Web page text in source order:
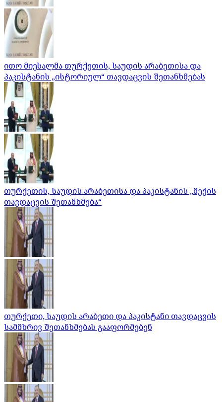
ითო მიესალმა თურქეთის, საუდის არაბეთისა და
პაკისტანის „ისტორიულ“ თავდაცვის შეთანხმებას
თურქეთის, საუდის არაბეთისა და პაკისტანის „მექის
თავდაცვის შეთანხმება“
თურქეთი, საუდის არაბეთი და პაკისტანი თავდაცვის
სამმხრივ შეთანხმებას გააფორმებენ